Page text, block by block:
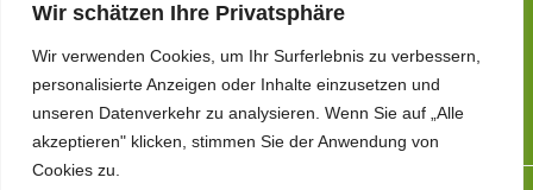
Wir schätzen Ihre Privatsphäre
Wir verwenden Cookies, um Ihr Surferlebnis zu verbessern,
personalisierte Anzeigen oder Inhalte einzusetzen und
unseren Datenverkehr zu analysieren. Wenn Sie auf „Alle
akzeptieren" klicken, stimmen Sie der Anwendung von
Cookies zu.
Datenschutzerklärung